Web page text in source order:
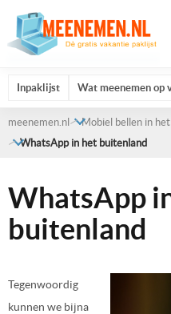
Inpaklijst Wat meenemen op
meenemen.nl
Mobiel bellen in
WhatsApp in het buitenland
WhatsApp
buitenland
Tegenwoordig
kunnen we bijna